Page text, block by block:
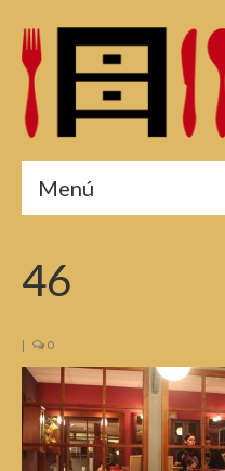
Menú
Menú 2015
Reservas
Edición 2014
46
| 0